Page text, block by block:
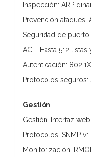
Inspección: ARP
Prevención ataques:
Seguridad de
ACL: Hasta 512 listas
Autenticación:
Protocolos seguros:
Gestión
Gestión: Interfaz
Protocolos: SNMP
Monitorización: